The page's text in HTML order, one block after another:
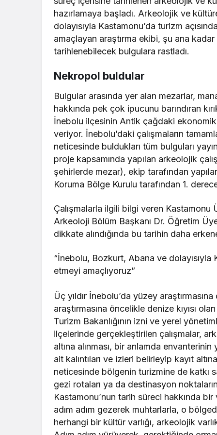
hazırlamaya başladı. Arkeolojik ve
dolayısıyla Kastamonu’da turizm
amaçlayan araştırma ekibi, şu ana
tarihlenebilecek bulgulara rastladı.
Nekropol buldular
Bulgular arasında yer alan mezarlar,
hakkında pek çok ipucunu barındıran
İnebolu ilçesinin Antik çağdaki
veriyor. İnebolu’daki çalışmaların
neticesinde buldukları tüm bulguları
proje kapsamında yapılan arkeolojik
şehirlerde mezar), ekip tarafından
Koruma Bölge Kurulu tarafından 1.
Çalışmalarla ilgili bilgi veren
Arkeoloji Bölüm Başkanı Dr. Öğretim
dikkate alındığında bu tarihin daha
“İnebolu, Bozkurt, Abana ve dolayısıyla
etmeyi amaçlıyoruz”
Üç yıldır İnebolu’da yüzey
araştırmasına öncelikle denize kıyısı
Turizm Bakanlığının izni ve yerel
ilçelerinde gerçekleştirilen çalışmalar,
altına alınması, bir anlamda
ait kalıntıları ve izleri belirleyip kayıt
neticesinde bölgenin turizmine de katkı
gezi rotaları ya da destinasyon
Kastamonu’nun tarih süreci hakkında
adım adım gezerek muhtarlarla, o
herhangi bir kültür varlığı, arkeolojik